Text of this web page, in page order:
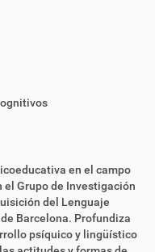
en el campo
el Grupo de Investigación
del Lenguaje
Barcelona. Profundiza
psíquico y lingüístico